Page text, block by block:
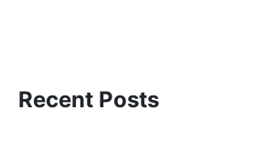
Recent Posts